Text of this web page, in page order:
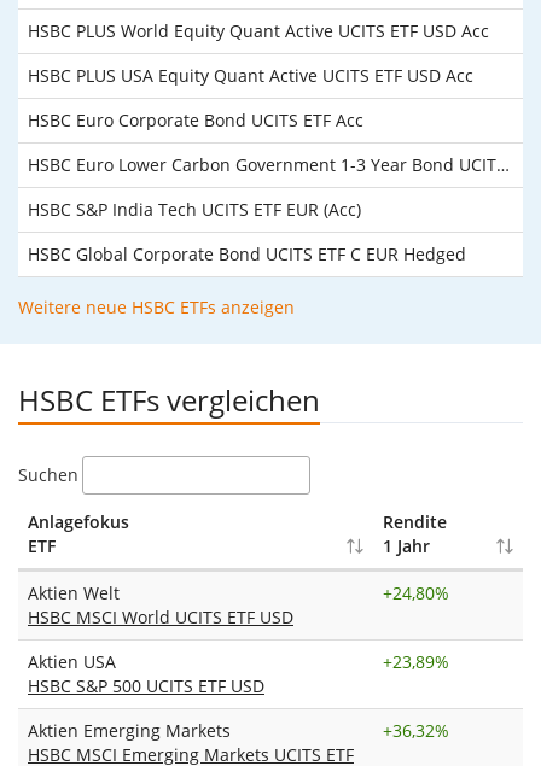
HSBC PLUS World Equity Quant Active UCITS ETF USD Acc
HSBC PLUS USA Equity Quant Active UCITS ETF USD Acc
HSBC Euro Corporate Bond UCITS ETF Acc
HSBC Euro Lower Carbon Government 1-3 Year Bond UCITS ETF
HSBC S&P India Tech UCITS ETF EUR (Acc)
HSBC Global Corporate Bond UCITS ETF C EUR Hedged
Weitere neue HSBC ETFs anzeigen
HSBC ETFs vergleichen
Suchen
Anlagefokus
ETF
Rendite
1 Jahr
Aktien Welt
HSBC MSCI World UCITS ETF USD
+24,80%
Aktien USA
HSBC S&P 500 UCITS ETF USD
+23,89%
Aktien Emerging Markets
HSBC MSCI Emerging Markets UCITS ETF
+36,32%